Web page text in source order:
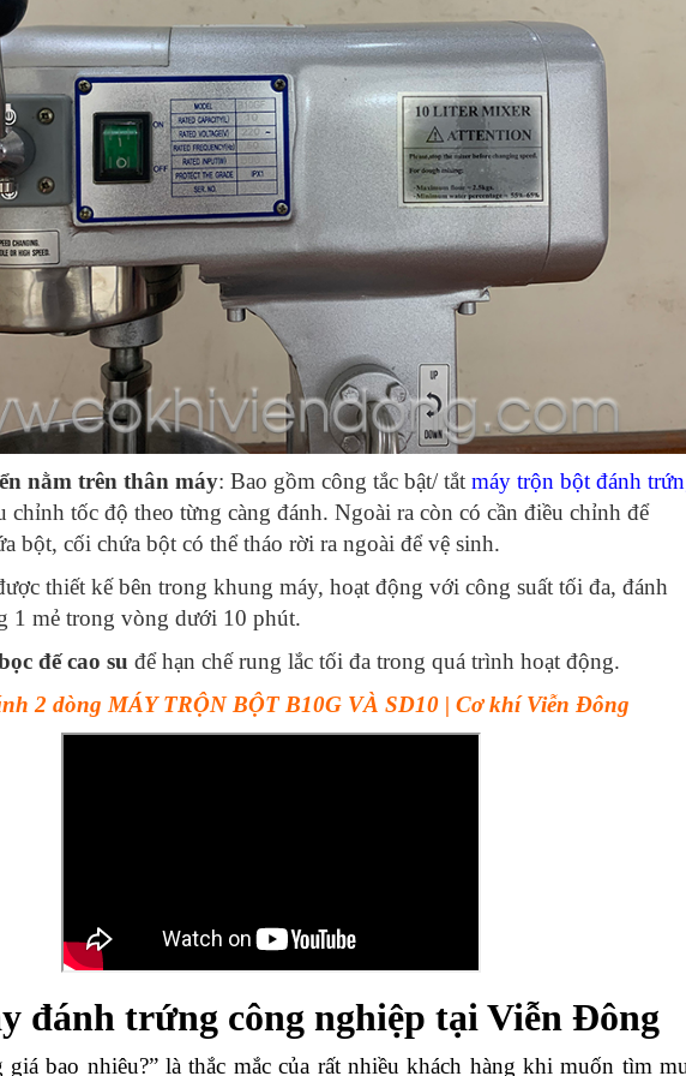
nằm trên thân máy: Bao gồm công tắc bật/ tắt máy trộn bột đánh
chỉnh tốc độ theo từng càng đánh. Ngoài ra còn có cần điều chỉnh để
bột, cối chứa bột có thể tháo rời ra ngoài để vệ sinh.
thiết kế bên trong khung máy, hoạt động với công suất tối đa, đánh
1 mẻ trong vòng dưới 10 phút.
đế cao su để hạn chế rung lắc tối đa trong quá trình hoạt động.
2 dòng MÁY TRỘN BỘT B10G VÀ SD10 | Cơ khí Viễn Đông
đánh trứng công nghiệp tại Viễn Đông
giá bao nhiêu?” là thắc mắc của rất nhiều khách hàng khi muốn tìm